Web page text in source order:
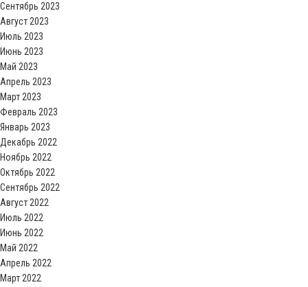
Сентябрь 2023
Август 2023
Июль 2023
Июнь 2023
Май 2023
Апрель 2023
Март 2023
Февраль 2023
Январь 2023
Декабрь 2022
Ноябрь 2022
Октябрь 2022
Сентябрь 2022
Август 2022
Июль 2022
Июнь 2022
Май 2022
Апрель 2022
Март 2022